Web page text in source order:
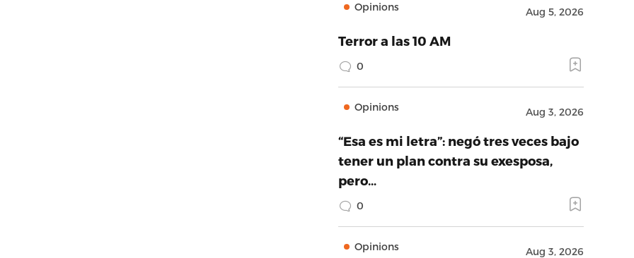
Opinions Aug 5, 2026
Terror a las 10 AM
0
Opinions Aug 3, 2026
“Esa es mi letra”: negó tres veces bajo
tener un plan contra su exesposa,
pero…
0
Opinions Aug 3, 2026